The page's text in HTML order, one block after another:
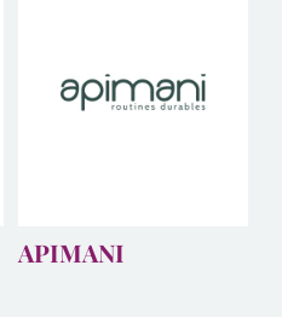
APIMANI